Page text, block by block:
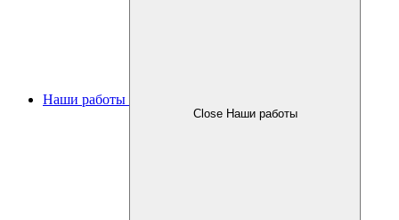
Наши работы
Close Наши работы